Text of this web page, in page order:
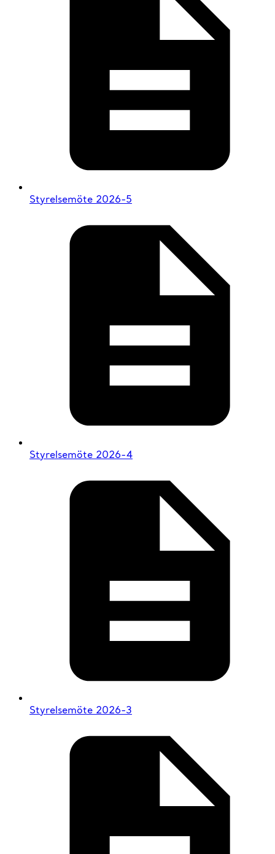
Styrelsemöte 2026-5
Styrelsemöte 2026-4
Styrelsemöte 2026-3